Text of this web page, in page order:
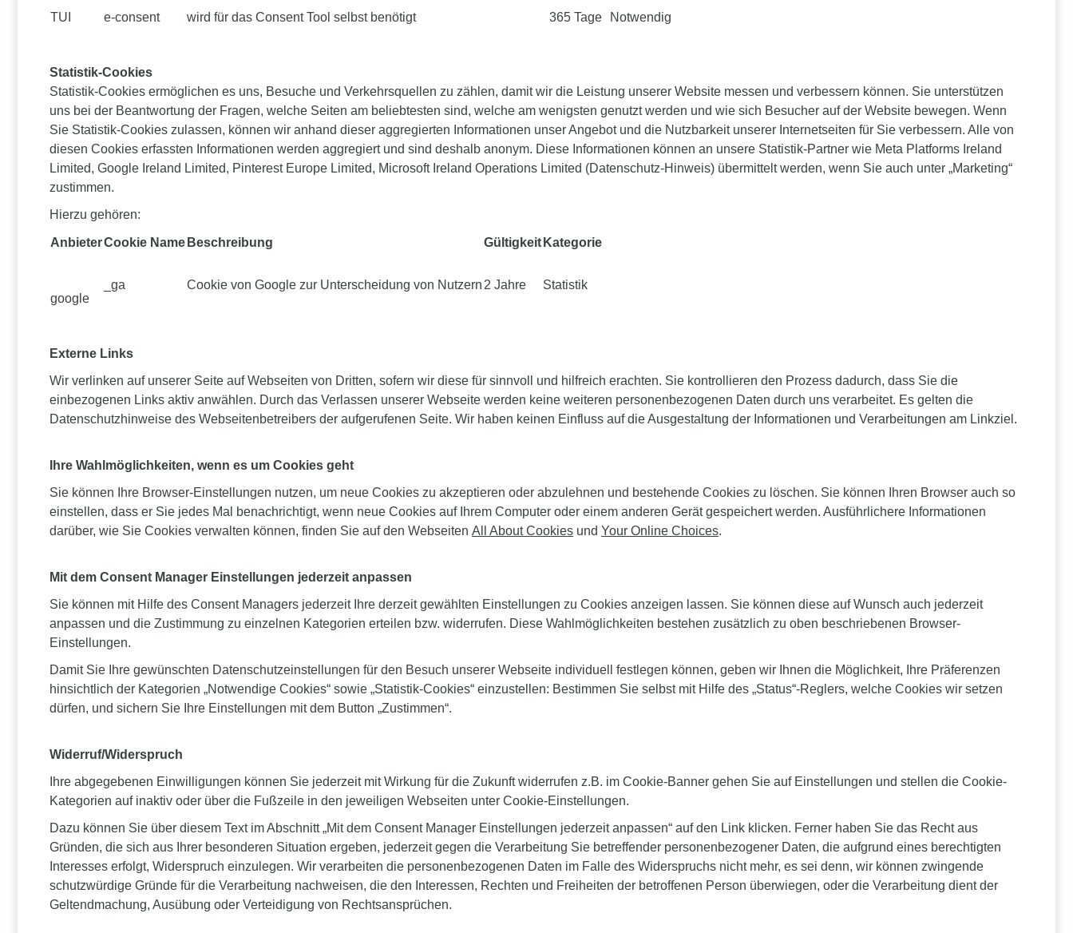
TUI e-consent wird für das Consent Tool selbst benötigt 365 Tage Notwendig
Statistik-Cookies
Statistik-Cookies ermöglichen es uns, Besuche und Verkehrsquellen zu zählen, damit wir die Leistung unserer Website messen und verbessern können. Sie unterstützen
uns bei der Beantwortung der Fragen, welche Seiten am beliebtesten sind, welche am wenigsten genutzt werden und wie sich Besucher auf der Website bewegen. Wenn
Sie Statistik-Cookies zulassen, können wir anhand dieser aggregierten Informationen unser Angebot und die Nutzbarkeit unserer Internetseiten für Sie verbessern. Alle von
diesen Cookies erfassten Informationen werden aggregiert und sind deshalb anonym. Diese Informationen können an unsere Statistik-Partner wie Meta Platforms Ireland
Limited, Google Ireland Limited, Pinterest Europe Limited, Microsoft Ireland Operations Limited (Datenschutz-Hinweis) übermittelt werden, wenn Sie auch unter „Marketing“
zustimmen.
Hierzu gehören:
AnbieterCookie Name Beschreibung Gültigkeit Kategorie
google
_ga Cookie von Google zur Unterscheidung von Nutzern 2 Jahre Statistik
Externe Links
Wir verlinken auf unserer Seite auf Webseiten von Dritten, sofern wir diese für sinnvoll und hilfreich erachten. Sie kontrollieren den Prozess dadurch, dass Sie die
einbezogenen Links aktiv anwählen. Durch das Verlassen unserer Webseite werden keine weiteren personenbezogenen Daten durch uns verarbeitet. Es gelten die
Datenschutzhinweise des Webseitenbetreibers der aufgerufenen Seite. Wir haben keinen Einfluss auf die Ausgestaltung der Informationen und Verarbeitungen am Linkziel.
Ihre Wahlmöglichkeiten, wenn es um Cookies geht
Sie können Ihre Browser-Einstellungen nutzen, um neue Cookies zu akzeptieren oder abzulehnen und bestehende Cookies zu löschen. Sie können Ihren Browser auch so
einstellen, dass er Sie jedes Mal benachrichtigt, wenn neue Cookies auf Ihrem Computer oder einem anderen Gerät gespeichert werden. Ausführlichere Informationen
darüber, wie Sie Cookies verwalten können, finden Sie auf den Webseiten All About Cookies und Your Online Choices.
Mit dem Consent Manager Einstellungen jederzeit anpassen
Sie können mit Hilfe des Consent Managers jederzeit Ihre derzeit gewählten Einstellungen zu Cookies anzeigen lassen. Sie können diese auf Wunsch auch jederzeit
anpassen und die Zustimmung zu einzelnen Kategorien erteilen bzw. widerrufen. Diese Wahlmöglichkeiten bestehen zusätzlich zu oben beschriebenen Browser-
Einstellungen.
Damit Sie Ihre gewünschten Datenschutzeinstellungen für den Besuch unserer Webseite individuell festlegen können, geben wir Ihnen die Möglichkeit, Ihre Präferenzen
hinsichtlich der Kategorien „Notwendige Cookies“ sowie „Statistik-Cookies“ einzustellen: Bestimmen Sie selbst mit Hilfe des „Status“-Reglers, welche Cookies wir setzen
dürfen, und sichern Sie Ihre Einstellungen mit dem Button „Zustimmen“.
Widerruf/Widerspruch
Ihre abgegebenen Einwilligungen können Sie jederzeit mit Wirkung für die Zukunft widerrufen z.B. im Cookie-Banner gehen Sie auf Einstellungen und stellen die Cookie-
Kategorien auf inaktiv oder über die Fußzeile in den jeweiligen Webseiten unter Cookie-Einstellungen.
Dazu können Sie über diesem Text im Abschnitt „Mit dem Consent Manager Einstellungen jederzeit anpassen“ auf den Link klicken. Ferner haben Sie das Recht aus
Gründen, die sich aus Ihrer besonderen Situation ergeben, jederzeit gegen die Verarbeitung Sie betreffender personenbezogener Daten, die aufgrund eines berechtigten
Interesses erfolgt, Widerspruch einzulegen. Wir verarbeiten die personenbezogenen Daten im Falle des Widerspruchs nicht mehr, es sei denn, wir können zwingende
schutzwürdige Gründe für die Verarbeitung nachweisen, die den Interessen, Rechten und Freiheiten der betroffenen Person überwiegen, oder die Verarbeitung dient der
Geltendmachung, Ausübung oder Verteidigung von Rechtsansprüchen.